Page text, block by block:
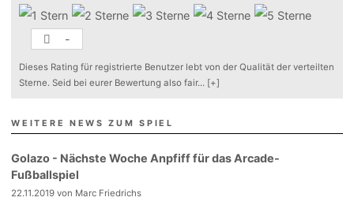
-
Dieses Rating für registrierte Benutzer lebt von der Qualität der verteilten
Sterne. Seid bei eurer Bewertung also fair... [+]
WEITERE NEWS ZUM SPIEL
Golazo - Nächste Woche Anpfiff für das Arcade-
Fußballspiel
22.11.2019 von Marc Friedrichs